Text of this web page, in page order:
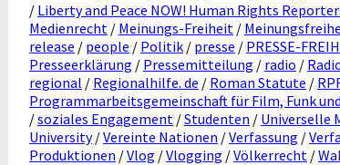
/ Liberty and Peace NOW! Human Rights
Medienrecht / Meinungs-Freiheit /
release / people / Politik / presse / PRESSE-
Presseerklärung / Pressemitteilung / radio /
regional / Regionalhilfe. de / Roman Statute /
Programmarbeitsgemeinschaft für Film, Funk
/soziales Engagement /Studenten / Universelle
University/Vereinte Nationen /Verfassung /
Produktionen /Vlog /Vlogging /Völkerrecht /